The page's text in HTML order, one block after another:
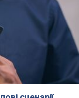
свої
за "швидку
у Львові